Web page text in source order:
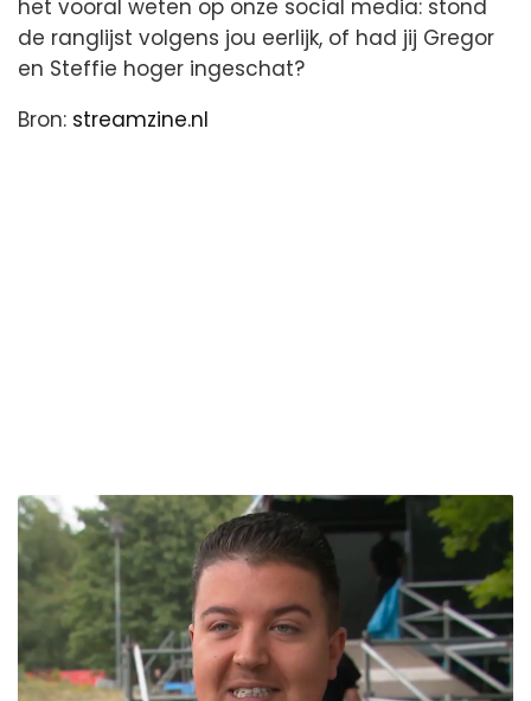
het vooral weten op onze social media: stond
de ranglijst volgens jou eerlijk, of had jij Gregor
en Steffie hoger ingeschat?
Bron: streamzine.nl